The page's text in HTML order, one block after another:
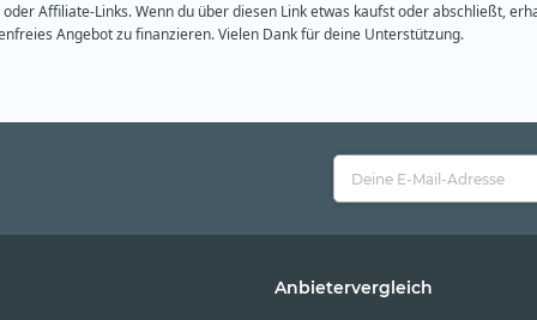
Affiliate-Links. Wenn du über diesen Link etwas kaufst oder abschließt,
Angebot zu finanzieren. Vielen Dank für deine Unterstützung.
Anbietervergleich